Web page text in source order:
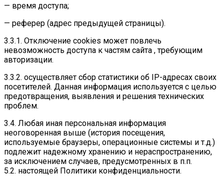
— время доступа;
— реферер (адрес предыдущей страницы).
3.3.1. Отключение cookies может повлечь
невозможность доступа к частям сайта , требующим
авторизации.
3.3.2. осуществляет сбор статистики об IP-адресах своих
посетителей. Данная информация используется с целью
предотвращения, выявления и решения технических
проблем.
3.4. Любая иная персональная информация
неоговоренная выше (история посещения,
используемые браузеры, операционные системы и т.д.)
подлежит надежному хранению и нераспространению,
за исключением случаев, предусмотренных в п.п.
5.2. настоящей Политики конфиденциальности.